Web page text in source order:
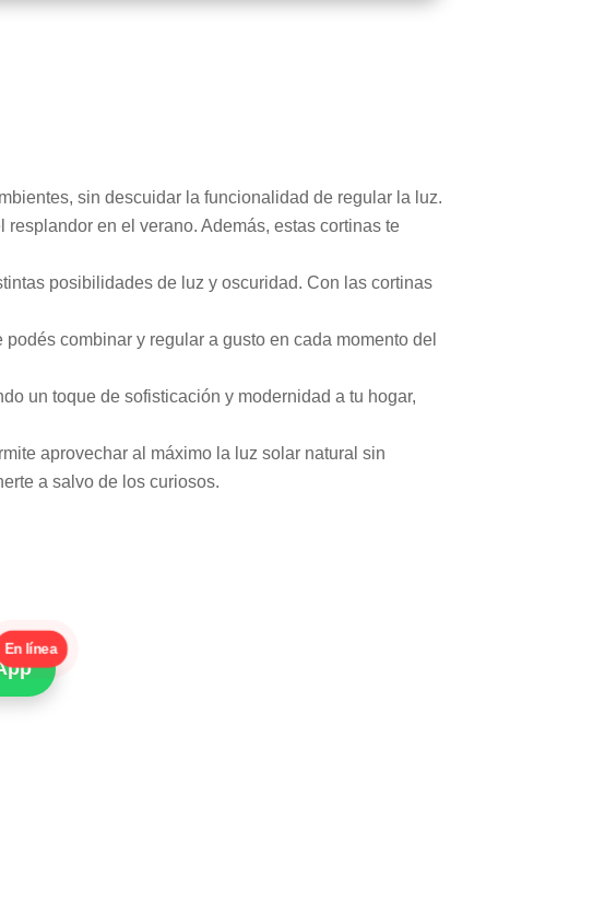
sin descuidar la funcionalidad de regular la luz.
en el verano. Además, estas cortinas te
posibilidades de luz y oscuridad. Con las cortinas
combinar y regular a gusto en cada momento del
un toque de sofisticación y modernidad a tu hogar,
aprovechar al máximo la luz solar natural sin
a salvo de los curiosos.
En línea